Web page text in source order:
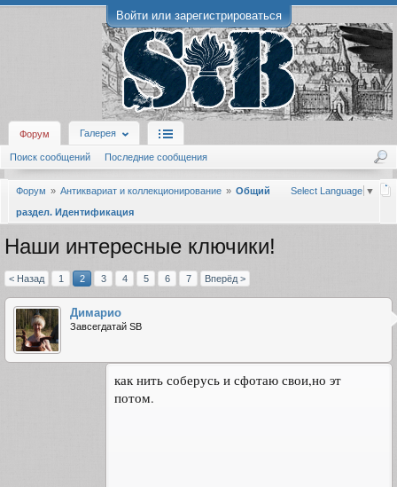
Войти или зарегистрироваться
Форум Галерея
Поиск сообщений Последние сообщения
Select Language ▼
Форум Антиквариат и коллекционирование
Общий
раздел. Идентификация
Наши интересные ключики!
< Назад 1 2 3 4 5 6 7 Вперёд >
Димарио
Завсегдатай SB
как нить соберусь и сфотаю свои,но эт
потом.